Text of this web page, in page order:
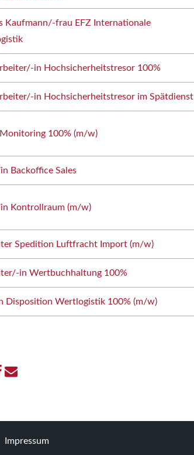
Kaufmann/-frau EFZ Internationale
in Hochsicherheitstresor 100%
in Hochsicherheitstresor im Spätdienst
100% (m/w)
Backoffice Sales
Kontrollraum (m/w)
Spedition Luftfracht Import (m/w)
in Wertbuchhaltung 100%
Disposition Wertlogistik 100% (m/w)
Impressum